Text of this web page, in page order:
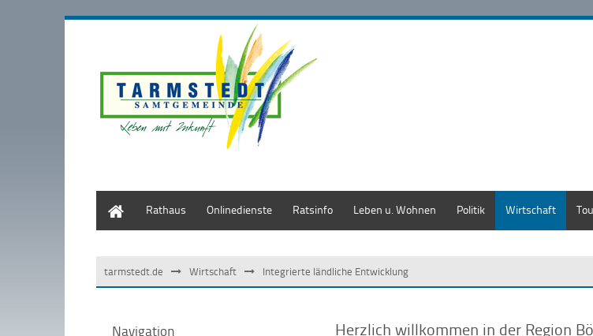
Rathaus Onlinedienste Ratsinfo Leben u. Wohnen Politik Wirtschaft
tarmstedt.de Wirtschaft Integrierte ländliche Entwicklung
Navigation Herzlich willkommen in der Region